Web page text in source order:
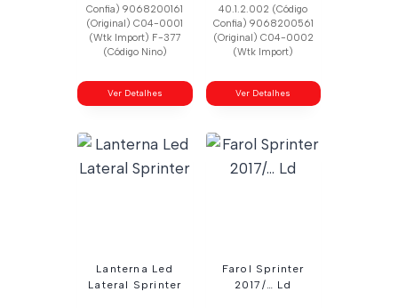
Confia) 9068200161
(Original) C04-0001
(Wtk Import) F-377
(Código Nino)
Ver Detalhes
40.1.2.002 (Código
Confia) 9068200561
(Original) C04-0002
(Wtk Import)
Ver Detalhes
Lanterna Led
Lateral Sprinter
Farol Sprinter
2017/… Ld